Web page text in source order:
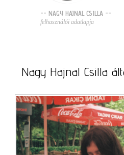
-- NAGY HAJNAL CSILLA --
felhasználói adatlapja
Nagy Hajnal Csilla